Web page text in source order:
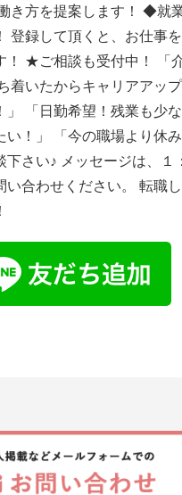
き方を提案します！ ◆就
登録して頂くと、お仕事
！ ★ご相談も受付中！ 「
着いたからキャリアアッ
」 「日勤希望！残業も少
い！」 「今の職場より休
下さい♪ メッセージは、１
い合わせください。 転職